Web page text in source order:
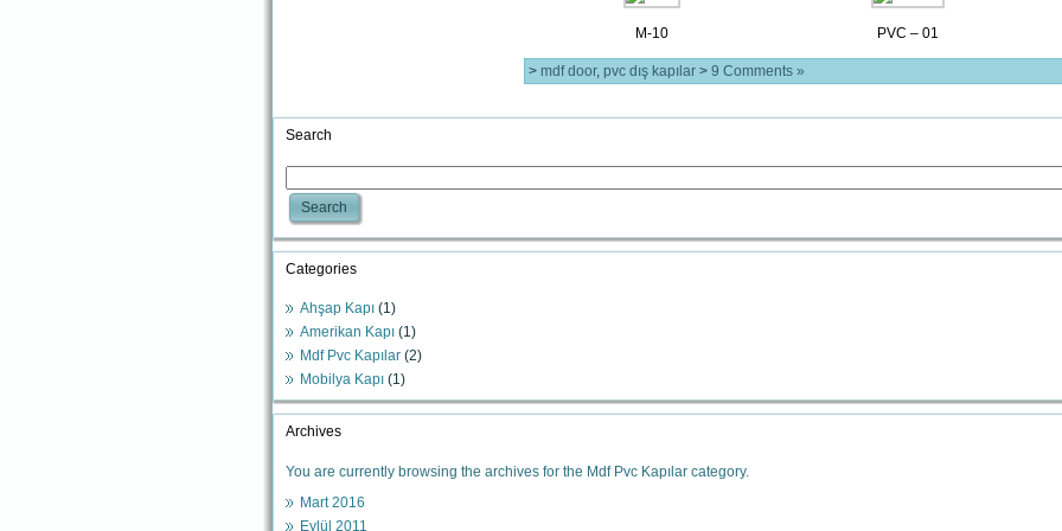
M-10 PVC – 01
> mdf door, pvc dış kapılar > 9 Comments »
Search
Search
Categories
Ahşap Kapı (1)
Amerikan Kapı (1)
Mdf Pvc Kapılar (2)
Mobilya Kapı (1)
Archives
You are currently browsing the archives for the Mdf Pvc Kapılar category.
Mart 2016
Eylül 2011